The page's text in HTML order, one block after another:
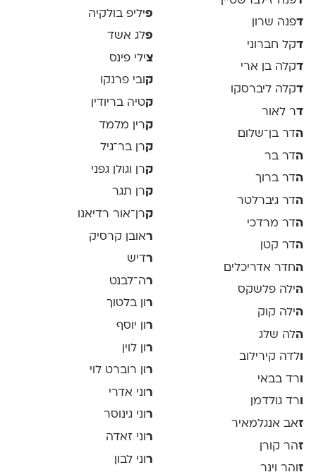
דפנה שרון
דקל חברוני
דקלה בן ארי
דקלה ליברסקו
דר לאור
הדר בן־שלום
הדר בר
הדר ברוך
הדר גיברלטר
הדר מרדכי
הדר קטן
החדר אדריכלים
הילה פלשקס
הילה קוק
הִלה שלג
לדה קירילוב
רד בבאי
ורד גולדמן
זאב אנגלמאיר
זהר קורן
זוהר וינר
פיליפ בולקיה
פלג אשד
צילי פינס
קובי פרנקו
קטיה בריודין
קרין מלמד
קרן בר־גיל
קרן וגולן גפני
קרן תגר
קרן־אור רדיאנו
ראובן קרסיק
רדיש
רה־לבנט
רון בלטוך
ר ון יוסף
רון לוין
ר ון רוברט לוי
ר וני אדרי
רוני גינוסר
ר וני זאדה
רוני לבון